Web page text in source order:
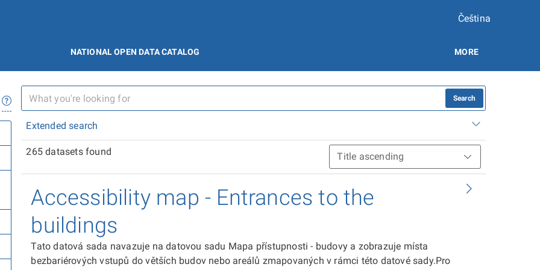
Čeština
NATIONAL OPEN DATA CATALOG MORE
Search
Extended search
265 datasets found
Accessibility map - Entrances to the
buildings
Tato datová sada navazuje na datovou sadu Mapa přístupnosti - budovy a zobrazuje místa
bezbariérových vstupů do větších budov nebo areálů zmapovaných v rámci této datové sady.Pro